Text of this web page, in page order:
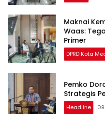
Maknai
Waas:
Primer
DPRD Kota
Pemko
Strategis
Headline